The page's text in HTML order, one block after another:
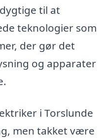
til at
teknologier som
der gør det
og apparater
i Torslunde
men takket være